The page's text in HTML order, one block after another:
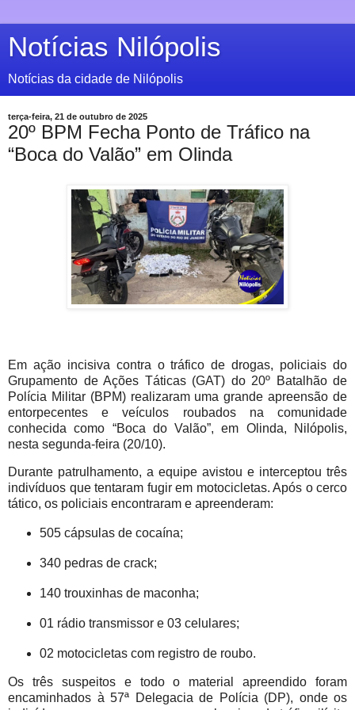
Notícias Nilópolis
Notícias da cidade de Nilópolis
terça-feira, 21 de outubro de 2025
20º BPM Fecha Ponto de Tráfico na
“Boca do Valão” em Olinda
Em ação incisiva contra o tráfico de drogas, policiais do
Grupamento de Ações Táticas (GAT) do 20º Batalhão de
Polícia Militar (BPM) realizaram uma grande apreensão de
entorpecentes e veículos roubados na comunidade
conhecida como “Boca do Valão”, em Olinda, Nilópolis,
nesta segunda-feira (20/10).
Durante patrulhamento, a equipe avistou e interceptou três
indivíduos que tentaram fugir em motocicletas. Após o cerco
tático, os policiais encontraram e apreenderam:
505 cápsulas de cocaína;
340 pedras de crack;
140 trouxinhas de maconha;
01 rádio transmissor e 03 celulares;
02 motocicletas com registro de roubo.
Os três suspeitos e todo o material apreendido foram
encaminhados à 57ª Delegacia de Polícia (DP), onde os